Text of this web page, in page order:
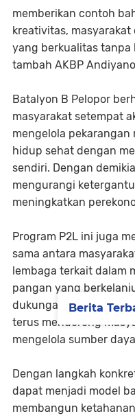
memberikan contoh
kreativitas,
yang berkualitas tanpa
tambah AKBP
Batalyon B Pelopor
masyarakat setempat
mengelola pekarangan
hidup sehat dengan
sendiri. Dengan
mengurangi
meningkatkan
Program P2L ini juga
sama antara
lembaga terkait dalam
pangan yang
dukungan, Batalyon B
terus mendorong
mengelola sumber
Dengan langkah
dapat menjadi model
membangun
Berita